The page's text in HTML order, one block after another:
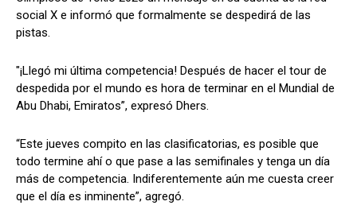
social X e informó que formalmente se despedirá de las
pistas.
"¡Llegó mi última competencia! Después de hacer el tour de
despedida por el mundo es hora de terminar en el Mundial de
Abu Dhabi, Emiratos”, expresó Dhers.
“Este jueves compito en las clasificatorias, es posible que
todo termine ahí o que pase a las semifinales y tenga un día
más de competencia. Indiferentemente aún me cuesta creer
que el día es inminente”, agregó.